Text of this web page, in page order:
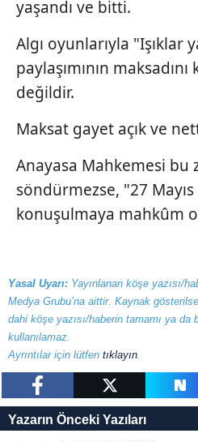
yaşandı ve bitti.
Algı oyunlarıyla "Işıklar
paylaşımının
değildir.
Maksat gayet açık ve
Anayasa Mahkemesi bu
söndürmezse, "27
konuşulmaya mahkûm
Yasal Uyarı: Yayınlanan köşe yazısı/
Medya Grubu’na aittir. Kaynak
dahi köşe yazısı/haberin tamamı ya da
kullanılamaz.
Ayrıntılar için lütfen tıklayın.
Yazarın Önceki Yazıları